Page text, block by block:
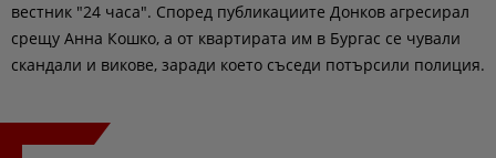
вестник "24 часа". Според публикациите Донков агресирал
срещу Анна Кошко, а от квартирата им в Бургас се чували
скандали и викове, заради което съседи потърсили полиция.